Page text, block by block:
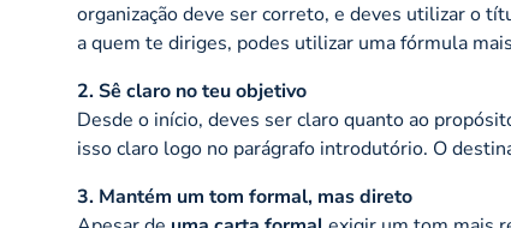
organização deve ser correto, e deves utilizar o
a quem te diriges, podes utilizar uma fórmula
2. Sê claro no teu objetivo
Desde o início, deves ser claro quanto ao
isso claro logo no parágrafo introdutório. O
3. Mantém um tom formal, mas direto